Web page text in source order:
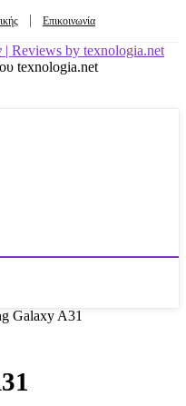
Επικοινωνία
texnologia.net
Galaxy A31